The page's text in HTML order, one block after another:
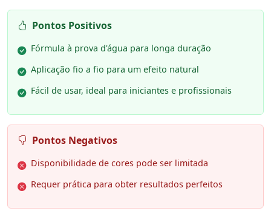
Pontos Positivos
Fórmula à prova d'água para longa duração
Aplicação fio a fio para um efeito natural
Fácil de usar, ideal para iniciantes e profissionais
Pontos Negativos
Disponibilidade de cores pode ser limitada
Requer prática para obter resultados perfeitos